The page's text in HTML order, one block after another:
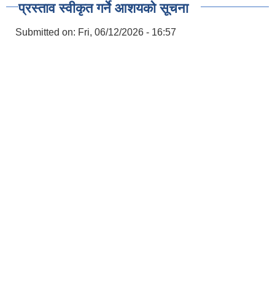
प्रस्ताव स्वीकृत गर्ने आशयको सूचना
Submitted on: Fri, 06/12/2026 - 16:57